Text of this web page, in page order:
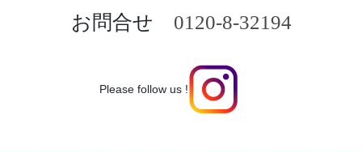
お問合せ 0120-8-32194
Please follow us !